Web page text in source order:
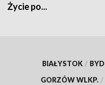
Życie po...
BIAŁYSTOK /
GORZÓW WLKP. /